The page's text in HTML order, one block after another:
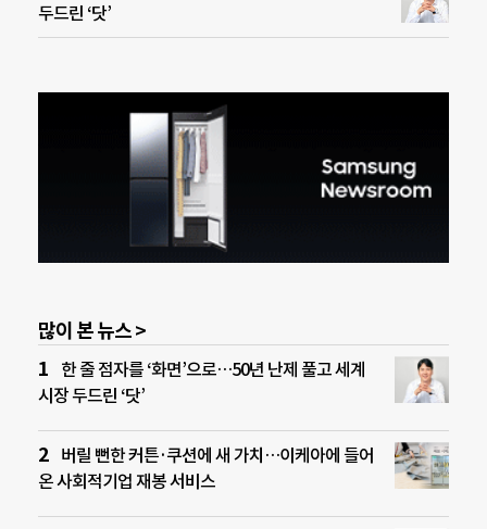
두드린 ‘닷’
많이 본 뉴스 >
한 줄 점자를 ‘화면’으로…50년 난제 풀고 세계
시장 두드린 ‘닷’
버릴 뻔한 커튼·쿠션에 새 가치…이케아에 들어
온 사회적기업 재봉 서비스